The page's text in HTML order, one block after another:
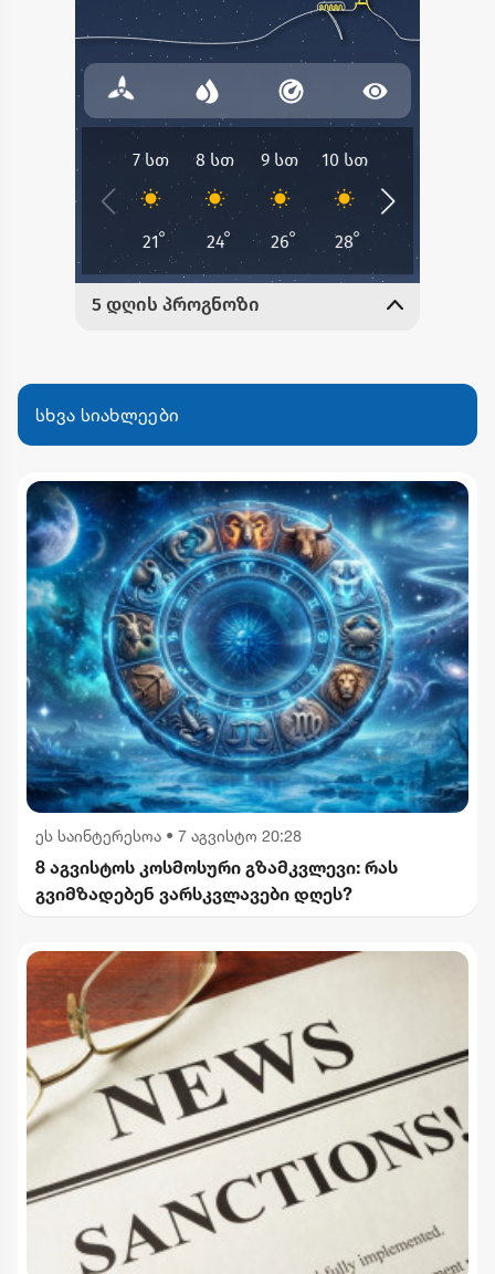
სხვა სიახლეები
ეს საინტერესოა • 7 აგვისტო 20:28
8 აგვისტოს კოსმოსური გზამკვლევი: რას
გვიმზადებენ ვარსკვლავები დღეს?